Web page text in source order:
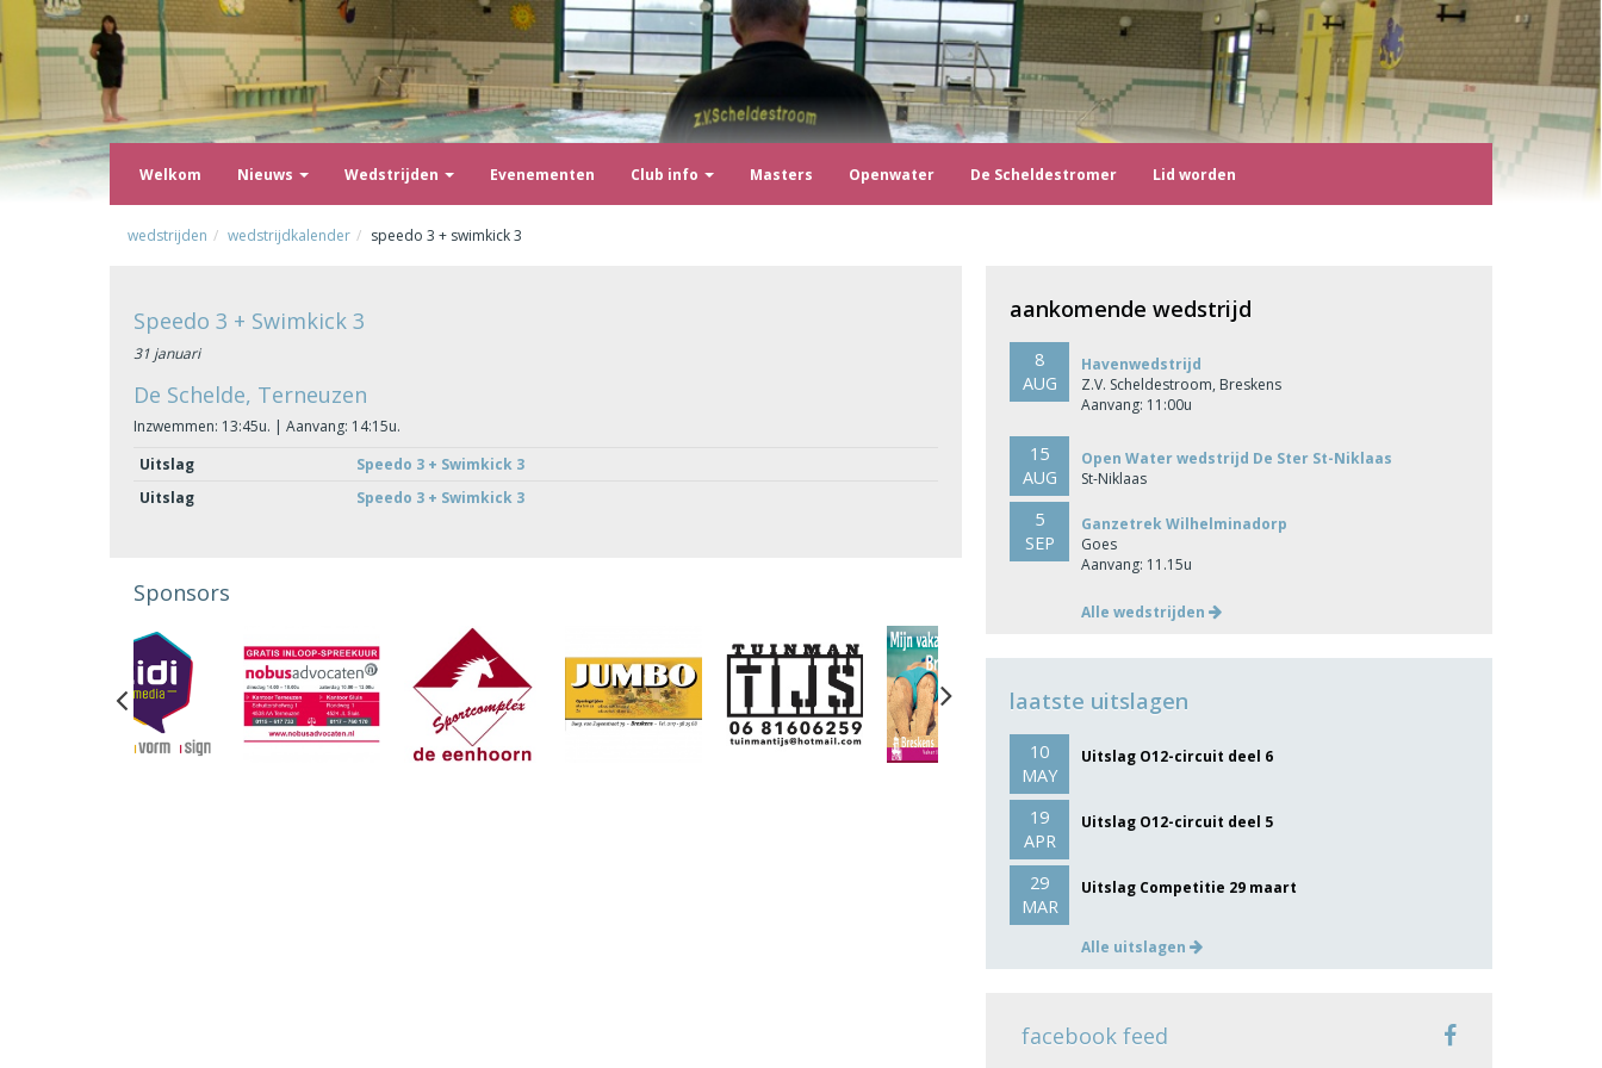
Welkom Nieuws Wedstrijden Evenementen Club info Masters Openwater De Scheldestromer Lid worden
wedstrijden wedstrijdkalender speedo 3 + swimkick 3
Speedo 3 + Swimkick 3
31 januari
De Schelde, Terneuzen
Inzwemmen: 13:45u. | Aanvang: 14:15u.
Uitslag
Speedo 3 + Swimkick 3
Uitslag
Speedo 3 + Swimkick 3
Sponsors
Previous Next
aankomende wedstrijd
8
AUG
Havenwedstrijd
Z.V. Scheldestroom, Breskens
Aanvang: 11:00u
15
AUG
Open Water wedstrijd De Ster St-Niklaas
St-Niklaas
5
SEP
Ganzetrek Wilhelminadorp
Goes
Aanvang: 11.15u
Alle wedstrijden
laatste uitslagen
10
MAY
Uitslag O12-circuit deel 6
19
APR
Uitslag O12-circuit deel 5
29
MAR
Uitslag Competitie 29 maart
Alle uitslagen
facebook feed